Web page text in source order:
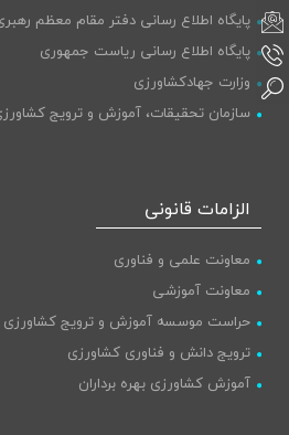
پایگاه اطلاع رسانی دفتر مقام معظم
پایگاه اطلاع رسانی ریاست جمهوری
وزارت جهادکشاورزی
سازمان تحقیقات، آموزش و ترویج
الزامات قانونی
معاونت علمی و فناوری
معاونت آموزشی
حراست موسسه آموزش و ترویج کشاورزی
ترویج دانش و فناوری کشاورزی
آموزش کشاورزی بهره برداران